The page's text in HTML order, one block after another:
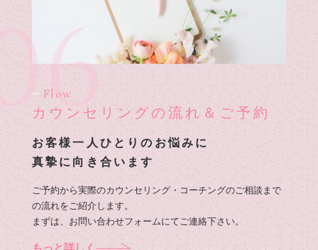
Flow
カウンセリングの流れ＆ご予約
お客様一人ひとりのお悩みに
真摯に向き合います
ご予約から実際のカウンセリング・コーチングのご相談まで
の流れをご紹介します。
まずは、お問い合わせフォームにてご連絡下さい。
もっと詳しく